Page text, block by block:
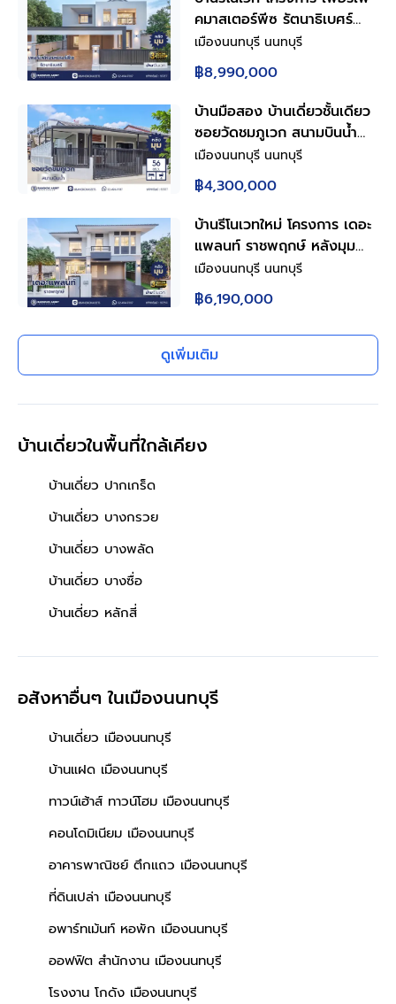
คมาสเตอร์พีซ รัตนาธิเบศร์
หลังใหญ่กว่า 75.6 ตร.ว. พื้นที่
ใช้สอย 259.86 ตร.ม. ฟังก์ชัน
4 ห้องนอน 3 ห้องน้ำ จอดรถ
ได้ 3 คัน บนทำเลเชื่อมต่อทุก
การเดินทาง ใกล้รถไฟฟ้าสายสี
ม่วง "สถานีไทรม้า" และจุดขึ้น
ทางด่วน "งามวงศ์วาน"
เมืองนนทบุรี นนทบุรี
฿8,990,000
บ้านมือสอง บ้านเดี่ยวชั้นเดียว
ซอยวัดชมภูเวก สนามบินน้ำ
เมืองนนทบุรี 3 ห้องนอน 4
ห้องน้ำ พื้นที่ใช้สอย 130 ตร.ม.
ที่ดิน 56 ตร.ว. หลังมุม ใกล้
ทางด่วนงามวงศ์วาน เดินทาง
สะดวก พร้อมเข้าอยู่
เมืองนนทบุรี นนทบุรี
฿4,300,000
บ้านรีโนเวทใหม่ โครงการ เดอะ
แพลนท์ ราชพฤกษ์ หลังมุม
เนื้อที่ 53.8 ตร.ว. พื้นที่ใช้สอย
180.63 ตร.ม. ฟังก์ชัน 3 ห้อง
นอน 3 ห้องน้ำ จอดรถได้ 2
คัน บนทำเลศักยภาพ เดินทาง
สะดวก ใกล้วงเวียนพระราม5,
The Walk, ทางด่วน ศรีรัช
เมืองนนทบุรี นนทบุรี
฿6,190,000
ดูเพิ่มเติม
บ้านเดี่ยวในพื้นที่ใกล้เคียง
บ้านเดี่ยว ปากเกร็ด
บ้านเดี่ยว บางกรวย
บ้านเดี่ยว บางพลัด
บ้านเดี่ยว บางซื่อ
บ้านเดี่ยว หลักสี่
อสังหาอื่นๆในเมืองนนทบุรี
บ้านเดี่ยว เมืองนนทบุรี
บ้านแฝด เมืองนนทบุรี
ทาวน์เฮ้าส์ ทาวน์โฮม เมืองนนทบุรี
คอนโดมิเนียม เมืองนนทบุรี
อาคารพาณิชย์ ตึกแถว เมืองนนทบุรี
ที่ดินเปล่า เมืองนนทบุรี
อพาร์ทเม้นท์ หอพัก เมืองนนทบุรี
ออฟฟิต สำนักงาน เมืองนนทบุรี
โรงงาน โกดัง เมืองนนทบุรี